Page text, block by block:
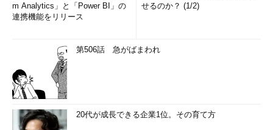
m Analytics」と「Power BI」の
連携機能をリリース
せるのか？ (1/2)
第506話 急がばまわれ
20代が成長できる企業1位。その育て方